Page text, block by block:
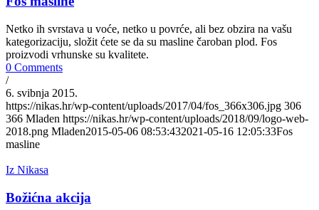
Netko ih svrstava u voće, netko u povrće, ali bez obzira na vašu
kategorizaciju, složit ćete se da su masline čaroban plod. Fos
proizvodi vrhunske su kvalitete.
0 Comments
/
6. svibnja 2015.
https://nikas.hr/wp-content/uploads/2017/04/fos_366x306.jpg 306
366 Mladen https://nikas.hr/wp-content/uploads/2018/09/logo-web-
2018.png Mladen2015-05-06 08:53:432021-05-16 12:05:33Fos
masline
Iz Nikasa
Božićna akcija